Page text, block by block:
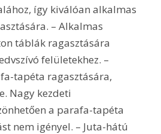
így kiválóan alkalmas
– Alkalmas
táblák ragasztására
felületekhez. –
tapéta ragasztásá­ra,
Nagy kezdeti
a parafa-tapéta
nem igényel. – Juta-hátú